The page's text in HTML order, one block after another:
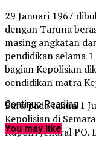
29 Januari 1967
dengan Taruna
masing angkatan
pendidikan selama
bagian Kepolisian
oendidikan matra
Baru pada tahun 1
Kepolisian di
Kapolri Jendral PO.
Continue Reading
You may like